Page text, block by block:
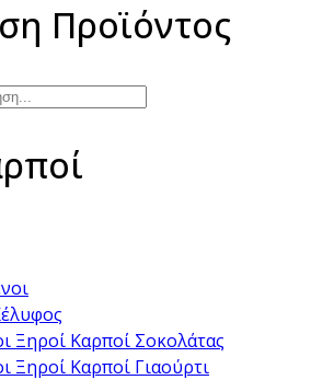
Προϊόντος
Ξηροί Καρποί Σοκολάτας
Ξηροί Καρποί Γιαούρτι